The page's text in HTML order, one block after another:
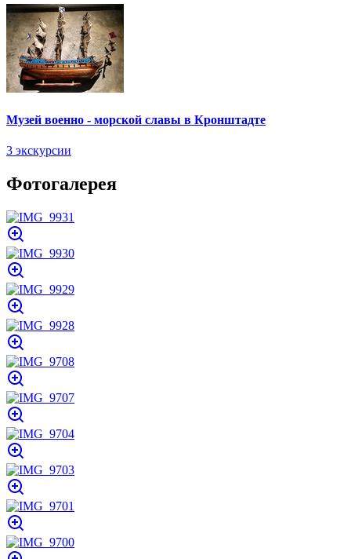
Музей военно - морской славы в Кронштадте
3 экскурсии
Фотогалерея